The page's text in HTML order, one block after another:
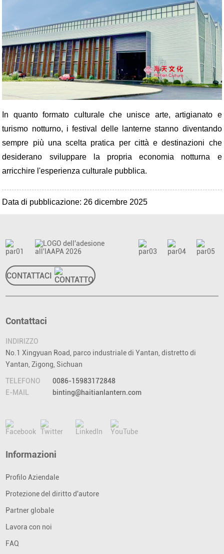
In quanto formato culturale che unisce arte, artigianato e
turismo notturno, i festival delle lanterne stanno diventando
sempre più una scelta pratica per città e destinazioni che
desiderano sviluppare la propria economia notturna e
arricchire l'esperienza culturale pubblica.
Data di pubblicazione: 26 dicembre 2025
CONTATTACI
Contattaci
INDIRIZZO
No.1 Xingyuan Road, parco industriale di Yantan, distretto di
Yantan, Zigong, Sichuan
TELEFONO
0086-15983172848
E-MAIL
binting@haitianlantern.com
Informazioni
Profilo Aziendale
Protezione del diritto d'autore
Partner globale
Lavora con noi
FAQ